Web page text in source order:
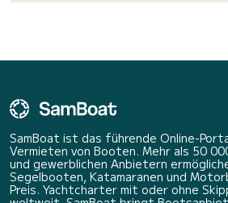
SamBoat ist das führende Online-
Vermieten von Booten. Mehr als 50
und gewerblichen Anbietern
Segelbooten, Katamaranen und
Preis. Yachtcharter mit oder ohne